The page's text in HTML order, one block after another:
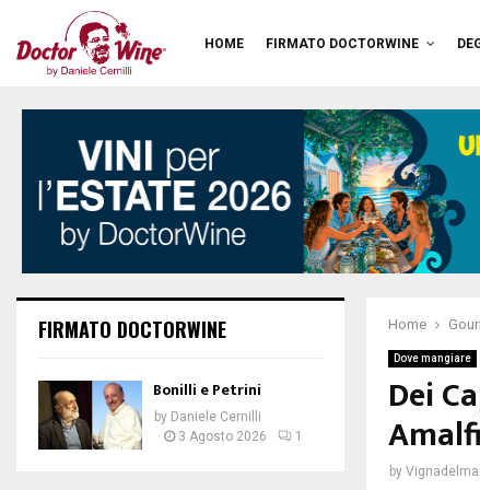
HOME FIRMATO DOCTORWINE
Home
Dove mangiare
Dei
Amalfi
by
FIRMATO DOCTORWINE
Bonilli e Petrini
by Daniele Cernilli
3 Agosto 2026
1